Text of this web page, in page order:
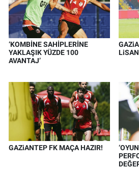
‘KOMBİNE SAHİPLERİNE
YAKLAŞIK YÜZDE 100
AVANTAJ’
GAZiANTEP FK MAÇA HAZIR!